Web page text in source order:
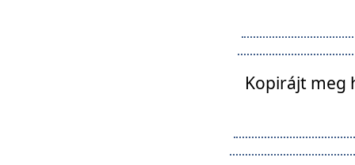
Kopirájt meg